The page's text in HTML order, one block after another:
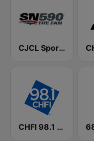
CJCL Sportsnet 590 The Fan
CHFI 98.1 FM (CA Only)